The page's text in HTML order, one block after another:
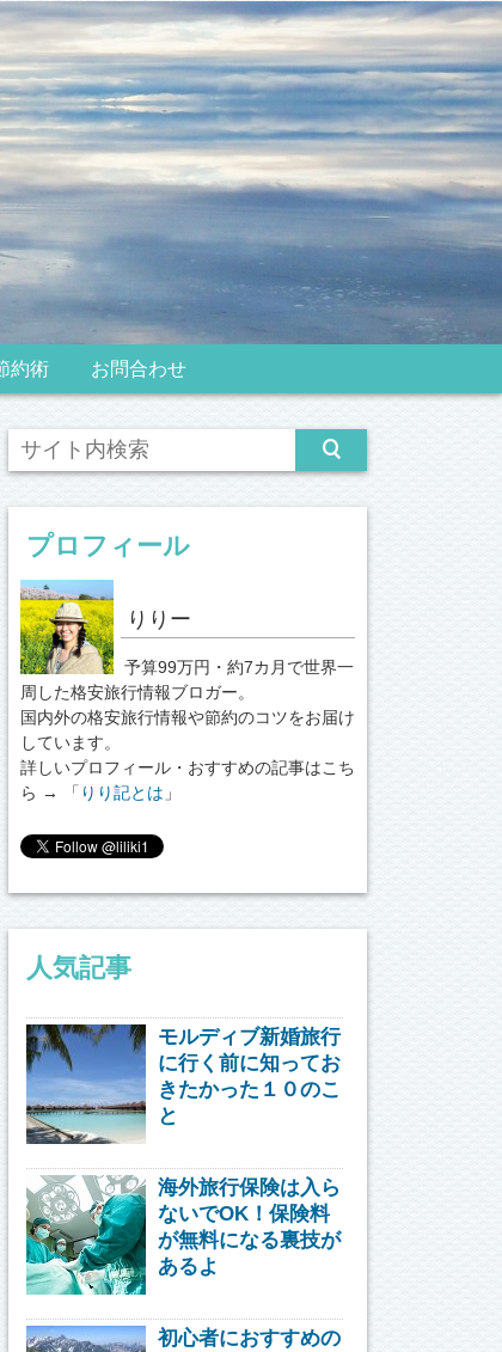
約術 お問合わせ
プロフィール
りりー
予算99万円・約7カ月で世界一
周した格安旅行情報ブロガー。
国内外の格安旅行情報や節約のコツをお届け
しています。
詳しいプロフィール・おすすめの記事はこち
ら → 「 りり記とは 」
人気記事
モルディブ新婚旅行
に行く前に知ってお
きたかった１０のこ
と
海外旅行保険は入ら
ないでOK！保険料
が無料になる裏技が
あるよ
初心者におすすめの